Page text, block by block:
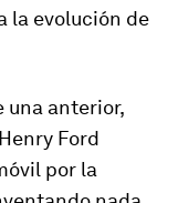
la evolución de
una anterior,
Ford
por la